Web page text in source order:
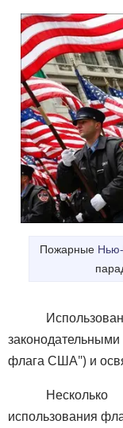
Пожарные
флага США") и
использования